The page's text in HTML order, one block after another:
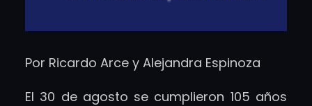
Por Ricardo Arce y Alejandra Espinoza
El 30 de agosto se cumplieron 105 años